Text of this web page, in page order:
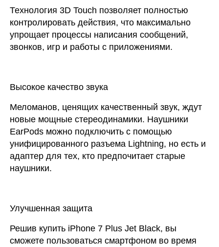
Технология 3D Touch позволяет полностью
контролировать действия, что максимально
упрощает процессы написания сообщений,
звонков, игр и работы с приложениями.
Высокое качество звука
Меломанов, ценящих качественный звук, ждут
новые мощные стереодинамики. Наушники
EarPods можно подключить с помощью
унифицированного разъема Lightning, но есть и
адаптер для тех, кто предпочитает старые
наушники.
Улучшенная защита
Решив купить iPhone 7 Plus Jet Black, вы
сможете пользоваться смартфоном во время